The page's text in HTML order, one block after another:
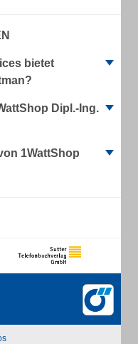
bietet
Dipl.-Ing.
1WattShop